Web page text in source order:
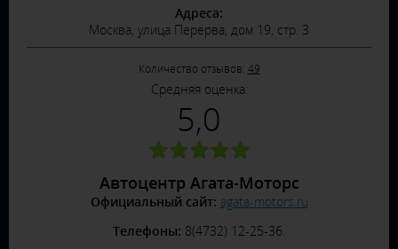
Адреса:
Москва, улица Перерва, дом 19, стр. 3
Количество отзывов: 49
Средняя оценка:
5,0
Автоцентр Агата-Моторс
Официальный сайт: agata-motors.ru
Телефоны: 8(4732) 12-25-36.